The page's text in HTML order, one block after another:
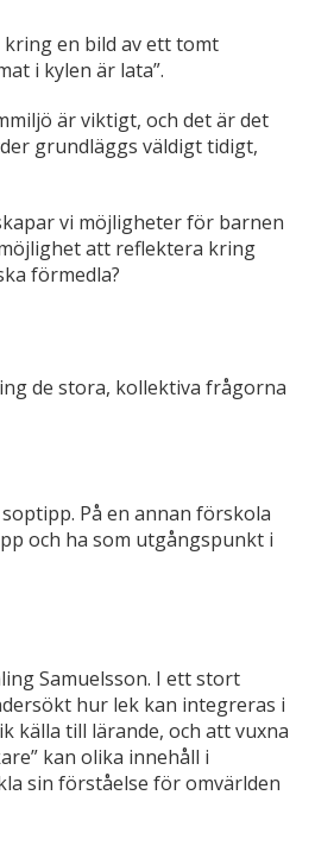
en bild av ett tomt
i kylen är lata”.
är viktigt, och det är det
grundläggs väldigt tidigt,
vi möjligheter för barnen
att reflektera kring
förmedla?
de stora, kollektiva frågorna
På en annan förskola
och ha som utgångspunkt i
Samuelsson. I ett stort
hur lek kan integreras i
källa till lärande, och att vuxna
kan olika innehåll i
sin förståelse för omvärlden